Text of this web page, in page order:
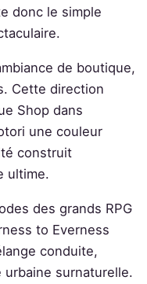
donc le simple
de boutique,
Cette direction
Shop dans
une couleur
construit
ultime.
des grands RPG
to Everness
conduite,
surnaturelle.